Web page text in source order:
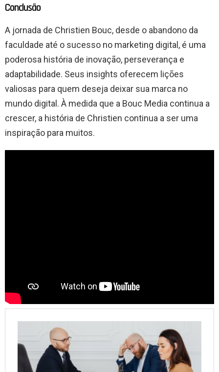
Conclusão
A jornada de Christien Bouc, desde o abandono da
faculdade até o sucesso no marketing digital, é uma
poderosa história de inovação, perseverança e
adaptabilidade. Seus insights oferecem lições
valiosas para quem deseja deixar sua marca no
mundo digital. À medida que a Bouc Media continua a
crescer, a história de Christien continua a ser uma
inspiração para muitos.